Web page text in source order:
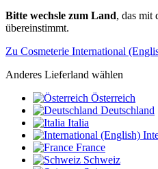
Bitte wechsle zum Land, das mit
übereinstimmt.
Zu Cosmeterie International
Anderes Lieferland wählen
Österreich
Deutschland
Italia
France
Schweiz